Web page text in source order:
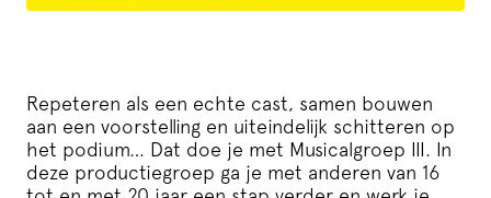
Repeteren als een echte cast, samen bouwen
aan een voorstelling en uiteindelijk schitteren op
het podium… Dat doe je met Musicalgroep III. In
deze productiegroep ga je met anderen van 16